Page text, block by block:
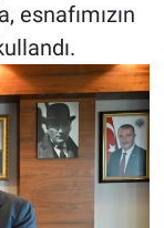
esnafımızın